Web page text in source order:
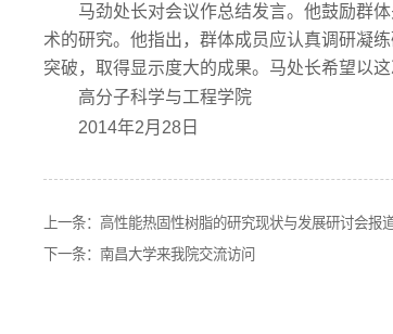
马劲处长对会议作总结发言。他鼓励群
术的研究。他指出，群体成员应认真调研凝
突破，取得显示度大的成果。马处长希望以
高分子科学与工程学院
2014年2月28日
上一条： 高性能热固性树脂的研究现状与发展研讨会报
下一条：南昌大学来我院交流访问